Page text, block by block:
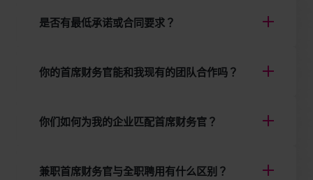
是否有最低承诺或合同要求？
你的首席财务官能和我现有的团队合作吗？
你们如何为我的企业匹配首席财务官？
兼职首席财务官与全职聘用有什么区别？